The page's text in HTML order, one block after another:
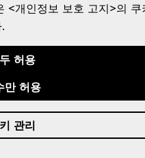
<개인정보 보호 고지>의 쿠
허용
만 허용
관리